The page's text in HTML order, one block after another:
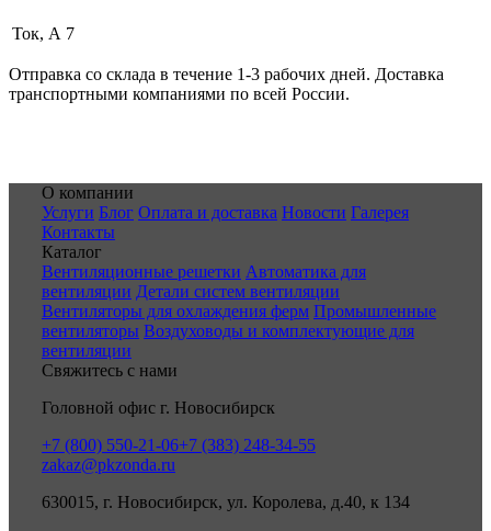
Ток, А 7
Отправка со склада в течение 1-3 рабочих дней. Доставка
транспортными компаниями по всей России.
О компании
Услуги Блог Оплата и доставка Новости Галерея
Контакты
Каталог
Вентиляционные решетки Автоматика для
вентиляции Детали систем вентиляции
Вентиляторы для охлаждения ферм Промышленные
вентиляторы Воздуховоды и комплектующие для
вентиляции
Свяжитесь с нами
Головной офис г. Новосибирск
+7 (800) 550-21-06+7 (383) 248-34-55
zakaz@pkzonda.ru
630015, г. Новосибирск, ул. Королева, д.40, к 134